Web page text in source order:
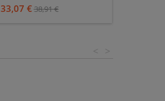
33,07 €38,91 €
>
<